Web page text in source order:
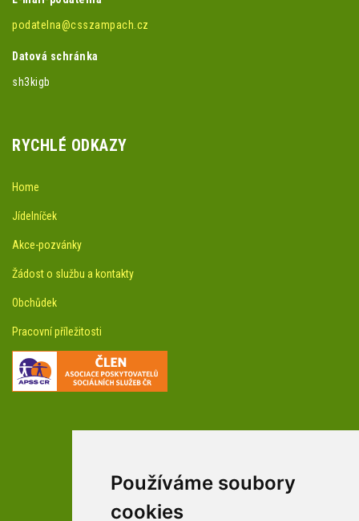
Používáme soubory
cookies
podatelna@csszampach.cz
Datová schránka
sh3kigb
RYCHLÉ ODKAZY
Home
Jídelníček
Akce-pozvánky
Žádost o službu a kontakty
Obchůdek
Pracovní příležitosti
facebookové profily domova a arboreta